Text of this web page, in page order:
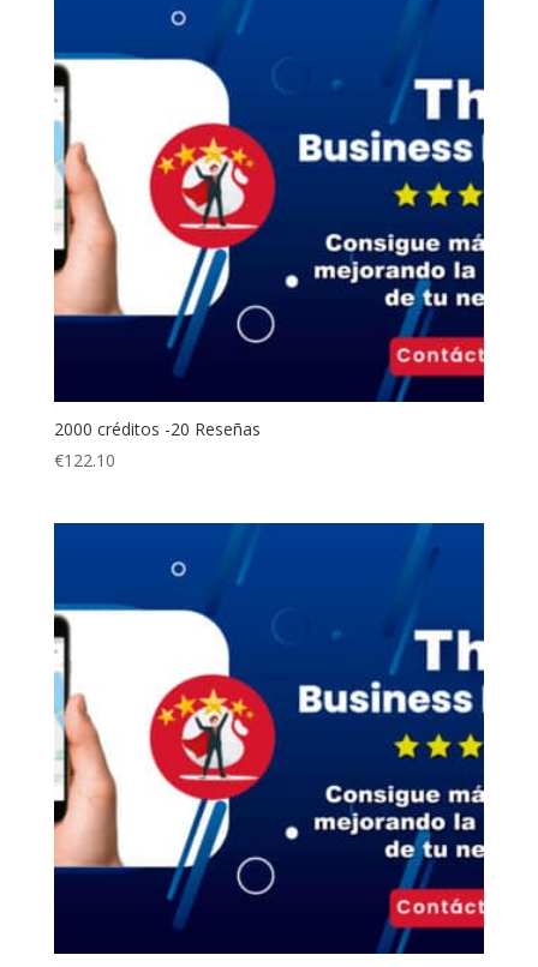
2000 créditos -20 Reseñas
€122.10